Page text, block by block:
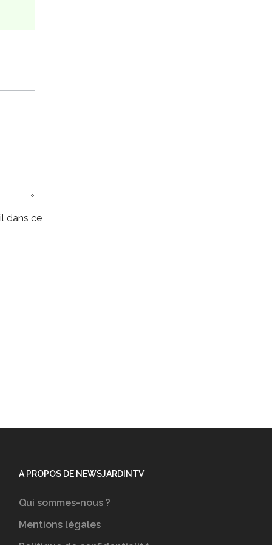
dans ce
A PROPOS DE NEWSJARDINTV
Qui sommes-nous ?
Mentions légales